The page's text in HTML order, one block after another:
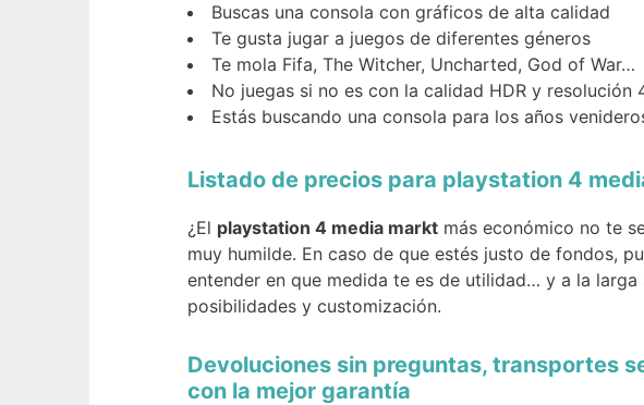
Buscas una consola con gráficos de alta calidad
Te gusta jugar a juegos de diferentes géneros
Te mola Fifa, The Witcher, Uncharted, God of War…
No juegas si no es con la calidad HDR y resolución
Estás buscando una consola para los años
Listado de precios para playstation 4
¿El playstation 4 media markt más económico no te
muy humilde. En caso de que estés justo de fondos,
entender en que medida te es de utilidad… y a la
posibilidades y customización.
Devoluciones sin preguntas, transportes
con la mejor garantía